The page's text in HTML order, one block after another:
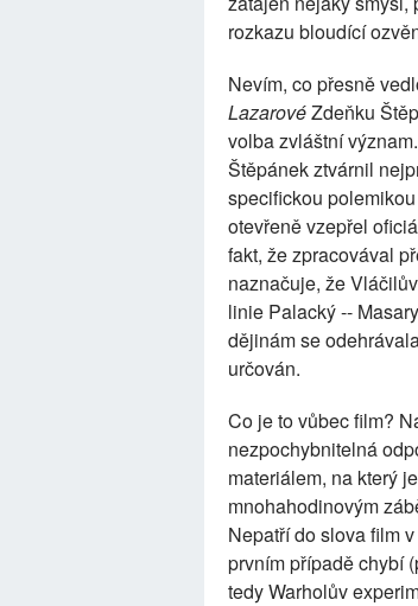
rozkazu bloudící
Nevím, co přesně
LazarovéZdeňku
volba zvláštní
Štěpánek ztvárnil
specifickou
otevřeně vzepřel
fakt, že zpracovával
naznačuje, že
linie Palacký --
dějinám se
určován.
Co je to vůbec film?
nezpochybnitelná
materiálem, na který
mnohahodinovým
Nepatří do slova film
prvním případě chybí
tedy Warholův